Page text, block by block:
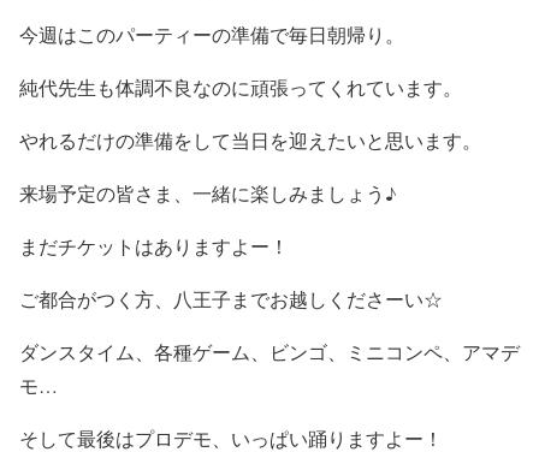
今週はこのパーティーの準備で毎日朝帰り。
純代先生も体調不良なのに頑張ってくれています。
やれるだけの準備をして当日を迎えたいと思います。
来場予定の皆さま、一緒に楽しみましょう♪
まだチケットはありますよー！
ご都合がつく方、八王子までお越しくださーい☆
ダンスタイム、各種ゲーム、ビンゴ、ミニコンペ、アマデ
モ…
そして最後はプロデモ、いっぱい踊りますよー！